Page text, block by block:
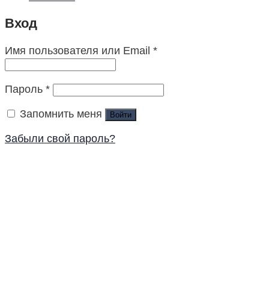
Вход
Имя пользователя или Email *
Пароль *
Запомнить меня
Войти
Забыли свой пароль?